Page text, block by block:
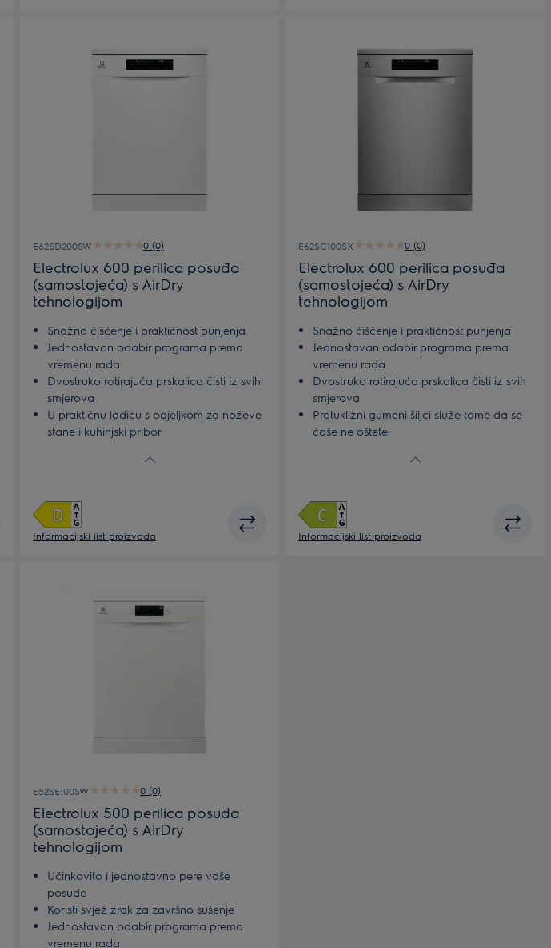
E62SD200SW 0 (0)
Electrolux 600 perilica posuđa
(samostojeća) s AirDry
tehnologijom
Snažno čišćenje i praktičnost punjenja
Jednostavan odabir programa prema
vremenu rada
Dvostruko rotirajuća prskalica čisti iz svih
smjerova
U praktičnu ladicu s odjeljkom za noževe
stane i kuhinjski pribor
Informacijski list proizvoda
E62SC100SX 0 (0)
Electrolux 600 perilica posuđa
(samostojeća) s AirDry
tehnologijom
Snažno čišćenje i praktičnost punjenja
Jednostavan odabir programa prema
vremenu rada
Dvostruko rotirajuća prskalica čisti iz svih
smjerova
Protuklizni gumeni šiljci služe tome da se
čaše ne oštete
Informacijski list proizvoda
E52SE100SW 0 (0)
Electrolux 500 perilica posuđa
(samostojeća) s AirDry
tehnologijom
Učinkovito i jednostavno pere vaše
posuđe
Koristi svjež zrak za završno sušenje
Jednostavan odabir programa prema
vremenu rada